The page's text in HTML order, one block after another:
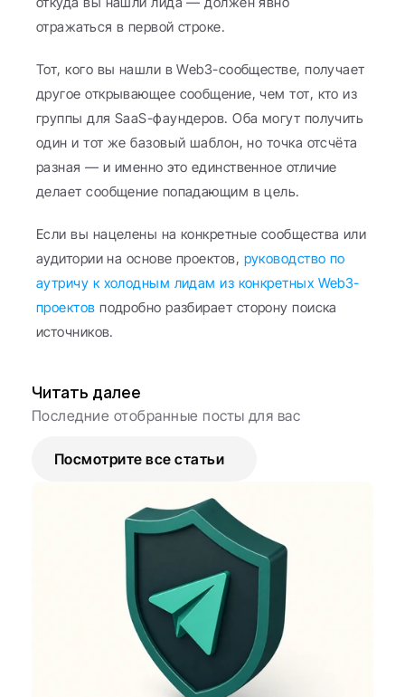
отражаться в первой строке.
Тот, кого вы нашли в Web3-сообществе, получает
другое открывающее сообщение, чем тот, кто из
группы для SaaS-фаундеров. Оба могут получить
один и тот же базовый шаблон, но точка отсчёта
разная — и именно это единственное отличие
делает сообщение попадающим в цель.
Если вы нацелены на конкретные сообщества или
аудитории на основе проектов, руководство по
аутричу к холодным лидам из конкретных Web3-
проектов подробно разбирает сторону поиска
источников.
Читать далее
Последние отобранные посты для вас
Посмотрите все статьи